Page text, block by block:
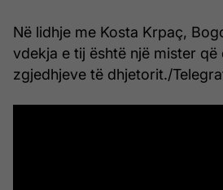
Në lidhje me Kosta Krpaç,
vdekja e tij është një mister
zgjedhjeve të dhjetorit./